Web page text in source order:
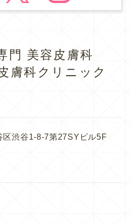
門 美容皮膚科
膚科クリニック
区渋谷1-8-7第27SYビル5F